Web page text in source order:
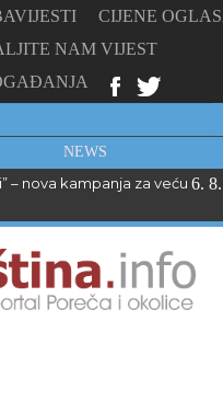
CIJENE
NAM VIJEST
NEWS
– nova kampanja za veću6.